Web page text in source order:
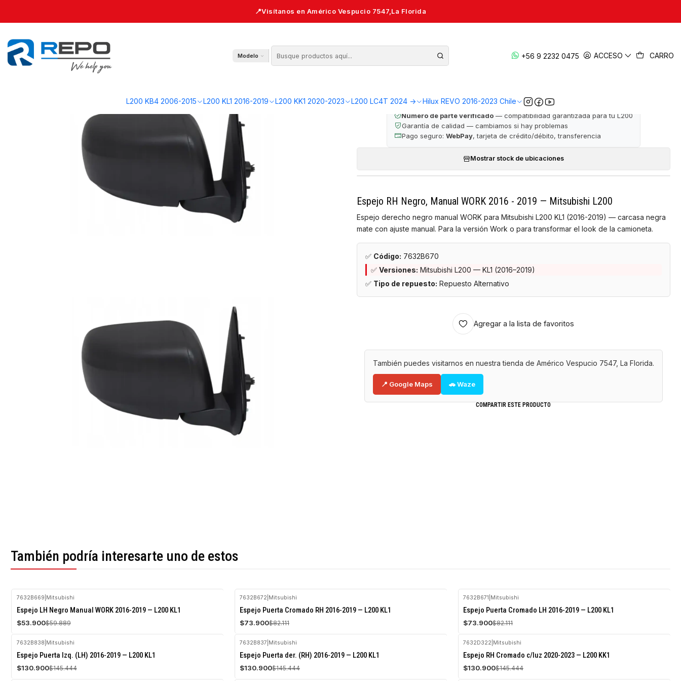
Modelo +56 9 2232 0475 ACCESO CARRO
L200 KB4 2006-2015 L200 KL1 2016-2019 L200 KK1 2020-2023 L200 LC4T 2024 -> Hilux REVO 2016-2023 Chile
Espejo RH Negro, Manual WORK 2016-2019 — L200 KL1
Espejo RH Negro, Manual WORK 2016-2019 — L200 KL1
Número de parte verificado— compatibilidad garantizada para tu L200
Garantía de calidad — cambiamos si hay problemas
Pago seguro: WebPay, tarjeta de crédito/débito, transferencia
Mostrar stock de ubicaciones
Espejo RH Negro, Manual WORK 2016 - 2019 — Mitsubishi L200
Espejo derecho negro manual WORK para Mitsubishi L200 KL1 (2016-2019) — carcasa negra
mate con ajuste manual. Para la versión Work o para transformar el look de la camioneta.
✅ Código: 7632B670
✅ Versiones: Mitsubishi L200 — KL1 (2016–2019)
✅ Tipo de repuesto: Repuesto Alternativo
Agregar a la lista de favoritos
También puedes visitarnos en nuestra tienda de Américo Vespucio 7547, La Florida.
📍 Google Maps 🚗 Waze
COMPARTIR ESTE PRODUCTO
También podría interesarte uno de estos
-10%
OFF
Agotado
7632B669 Mitsubishi
Espejo LH Negro Manual WORK 2016-2019 — L200 KL1
$53.900$59.889
-10%
OFF
Agotado
7632B672 Mitsubishi
Espejo Puerta Cromado RH 2016-2019 — L200 KL1
$73.900$82.111
-10%
OFF
Agotado
7632B671 Mitsubishi
Espejo Puerta Cromado LH 2016-2019 — L200 KL1
$73.900$82.111
-10%
OFF
Agotado
7632B838 Mitsubishi
Espejo Puerta Izq. (LH) 2016-2019 — L200 KL1
$130.900$145.444
-10%
OFF
Agotado
7632B837 Mitsubishi
Espejo Puerta der. (RH) 2016-2019 — L200 KL1
$130.900$145.444
-10%
OFF
Agotado
7632D322 Mitsubishi
Espejo RH Cromado c/luz 2020-2023 — L200 KK1
$130.900$145.444